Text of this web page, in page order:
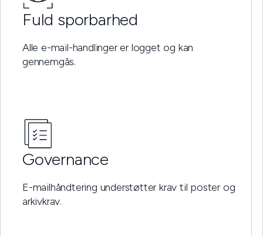
Fuld sporbarhed
Alle e-mail-handlinger er logget og kan
gennemgås.
Governance
E-mailhåndtering understøtter krav til poster og
arkivkrav.